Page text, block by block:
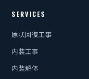
SERVICES
原状回復工事
内装工事
内装解体